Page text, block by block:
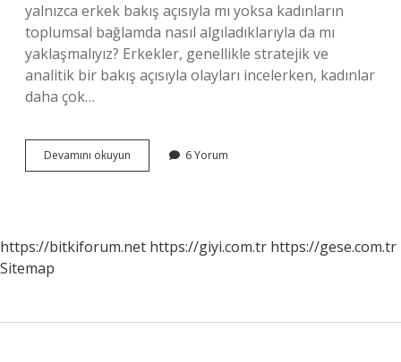
yalnızca erkek bakış açısıyla mı yoksa kadınların
toplumsal bağlamda nasıl algıladıklarıyla da mı
yaklaşmalıyız? Erkekler, genellikle stratejik ve
analitik bir bakış açısıyla olayları incelerken, kadınlar
daha çok…
Devamını okuyun
Sultan
?
6 Yorum
https://bitkiforum.net https://giyi.com.tr https://gese.com.tr
Sitemap